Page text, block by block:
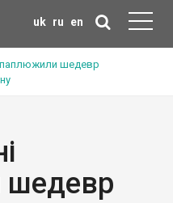
uk ru en
шедевр